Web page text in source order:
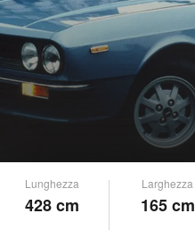
Lunghezza
428 cm
Larghezza
165 cm